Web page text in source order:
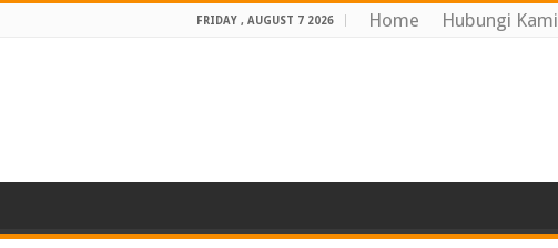
FRIDAY , AUGUST 7 2026 Home Hubungi Kami